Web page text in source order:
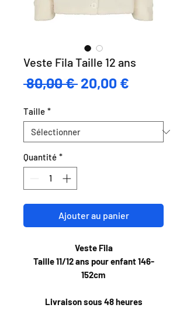
Veste Fila Taille 12 ans
80,00 € Prix
20,00 €
Taille *
Quantité *
Ajouter au panier
Veste Fila
Taille 11/12 ans pour enfant 146-
152cm
Livraison sous 48 heures